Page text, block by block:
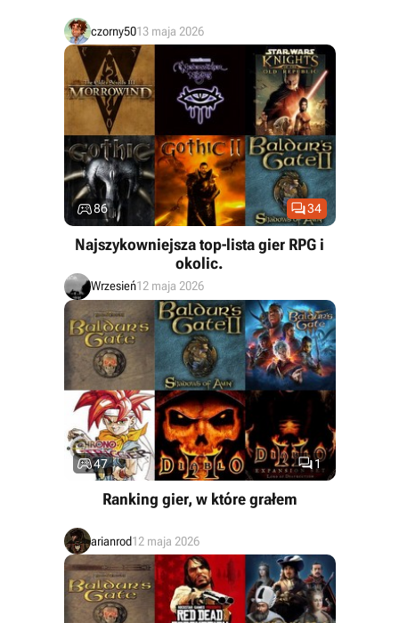
czorny5013 maja 2026
34
86
Najszykowniejsza top-lista gier RPG i
okolic.
Wrzesień12 maja 2026
1
47
Ranking gier, w które grałem
arianrod12 maja 2026